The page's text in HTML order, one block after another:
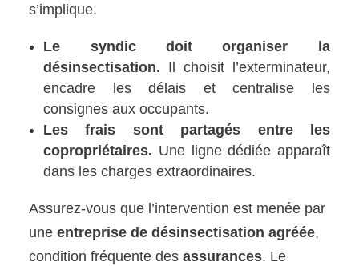
s’implique.
Le syndic doit organiser la
désinsectisation. Il choisit l’exterminateur,
encadre les délais et centralise les
consignes aux occupants.
Les frais sont partagés entre les
copropriétaires. Une ligne dédiée apparaît
dans les charges extraordinaires.
Assurez-vous que l’intervention est menée par
uneentreprise de désinsectisation agréée,
condition fréquente desassurances. Le